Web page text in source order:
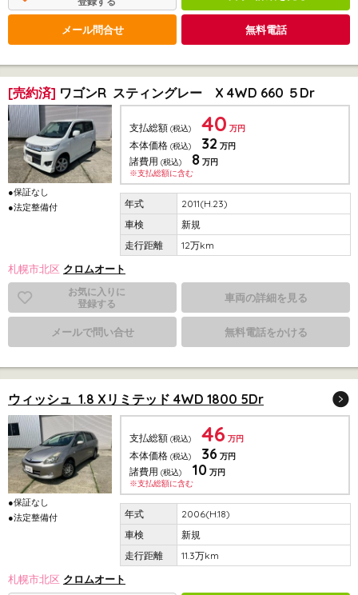
メール問合せ 無料電話
[売約済] ワゴンR スティングレー X 4WD 660 ５Dr
●保証なし
●法定整備付
支払総額 (税込) 40 万円
本体価格 (税込) 32 万円
諸費用 (税込) 8 万円
※支払総額に含む
2011(H.23)
新規
12万km
札幌市北区 クロムオート
お気に入りに
登録する
車両の詳細を見る
メールで問い合せ 無料電話をかける
ウィッシュ 1.8 Xリミテッド 4WD 1800 5Dr
●保証なし
●法定整備付
支払総額 (税込) 46 万円
本体価格 (税込) 36 万円
諸費用 (税込) 10 万円
※支払総額に含む
2006(H.18)
新規
11.3万km
札幌市北区 クロムオート